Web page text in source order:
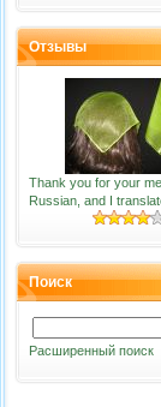
Отзывы
Thank you for your
Russian, and I
Поиск
Расширенный поиск